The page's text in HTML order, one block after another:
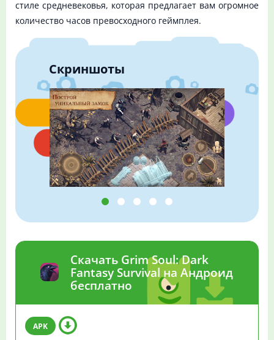
стиле средневековья, которая предлагает вам огромное
количество часов превосходного геймплея.
Скриншоты
Скачать Grim Soul: Dark
Fantasy Survival на Андроид
бесплатно